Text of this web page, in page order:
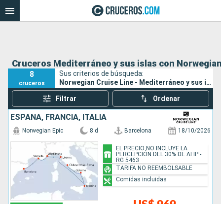
Cruceros Mediterráneo y sus islas con
8
cruceros
Sus criterios de búsqueda:
Norwegian Cruise Line - Mediterráneo y sus islas
Filtrar Ordenar
ESPAÑA, FRANCIA, ITALIA
Norwegian Epic 8 d Barcelona 18/10/2026
EL PRECIO NO INCLUYE LA
PERCEPCIÓN DEL 30% DE AFIP -
RG 5463
TARIFA NO REEMBOLSABLE
Comidas incluidas